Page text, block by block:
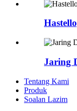
Jaring
Tentang Kami
Produk
Soalan Lazim